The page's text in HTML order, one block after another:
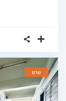
ขาย